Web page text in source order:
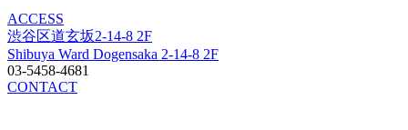
ACCESS
渋谷区道玄坂2-14-8 2F
Shibuya Ward Dogensaka 2-14-8 2F
03-5458-4681
CONTACT